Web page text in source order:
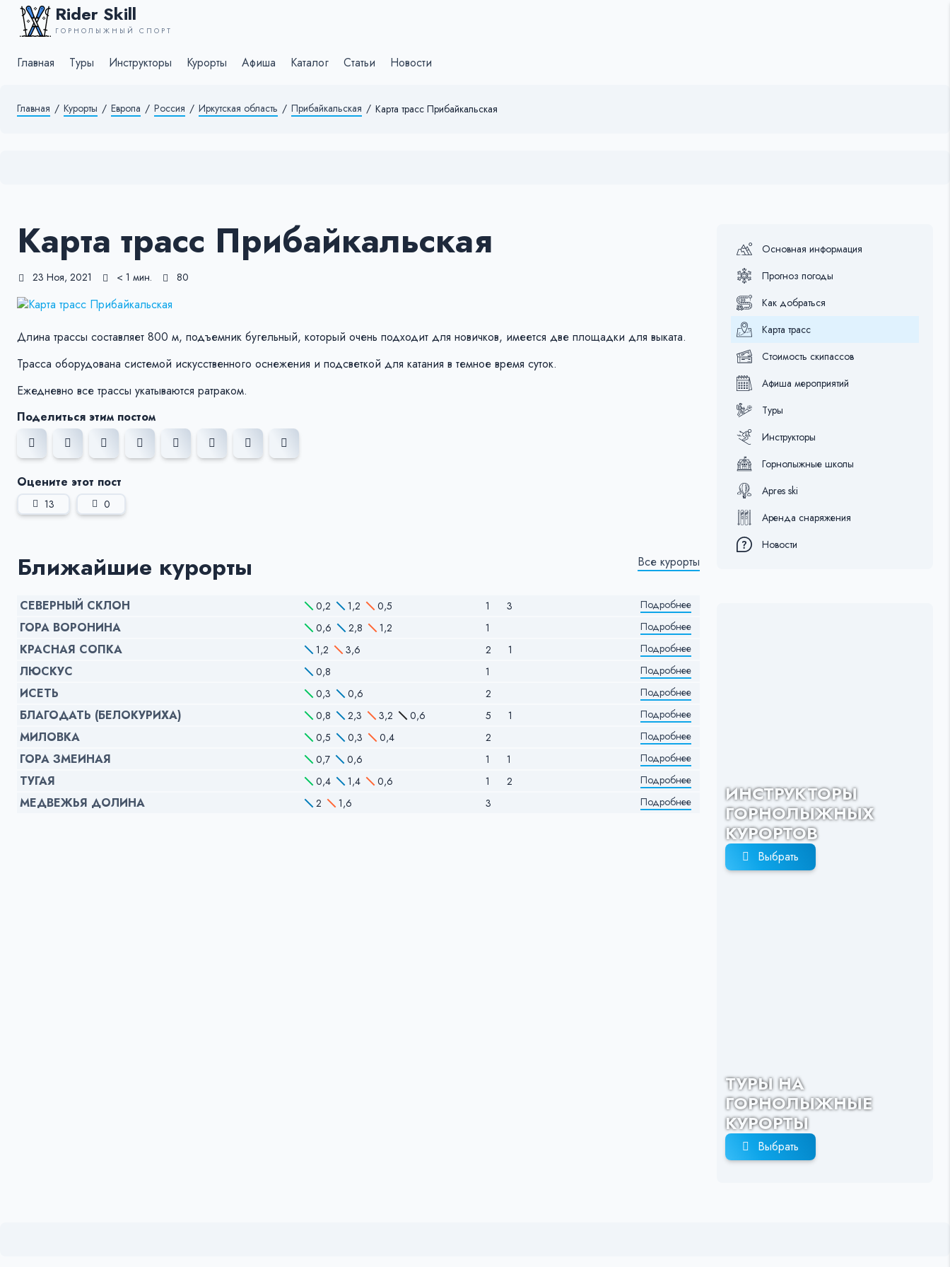
Rider Skill
ГОРНОЛЫЖНЫЙ СПОРТ
Главная Туры Инструкторы Курорты Афиша Каталог Статьи Новости
Главная / Курорты / Европа / Россия / Иркутская область / Прибайкальская / Карта трасс Прибайкальская
Карта трасс Прибайкальская
23 Ноя, 2021 < 1 мин. 80
Длина трассы составляет 800 м, подъемник бугельный, который очень подходит для новичков, имеется две площадки для выката.
Трасса оборудована системой искусственного оснежения и подсветкой для катания в темное время суток.
Ежедневно все трассы укатываются ратраком.
Поделиться этим постом
Оцените этот пост
13 0
Ближайшие курорты Все курорты
СЕВЕРНЫЙ СКЛОН 0,2 1,2 0,5 1 3 Подробнее
ГОРА ВОРОНИНА 0,6 2,8 1,2 1 Подробнее
КРАСНАЯ СОПКА 1,2 3,6 2 1 Подробнее
ЛЮСКУС 0,8 1 Подробнее
ИСЕТЬ 0,3 0,6 2 Подробнее
БЛАГОДАТЬ (БЕЛОКУРИХА) 0,8 2,3 3,2 0,6 5 1 Подробнее
МИЛОВКА 0,5 0,3 0,4 2 Подробнее
ГОРА ЗМЕИНАЯ 0,7 0,6 1 1 Подробнее
ТУГАЯ 0,4 1,4 0,6 1 2 Подробнее
МЕДВЕЖЬЯ ДОЛИНА 2 1,6 3 Подробнее
Основная информация
Прогноз погоды
Как добраться
Карта трасс
Стоимость скипассов
Афиша мероприятий
Туры
Инструкторы
Горнолыжные школы
Apres ski
Аренда снаряжения
Новости
ИНСТРУКТОРЫ
ГОРНОЛЫЖНЫХ
КУРОРТОВ
Выбрать
ТУРЫ НА
ГОРНОЛЫЖНЫЕ
КУРОРТЫ
Выбрать